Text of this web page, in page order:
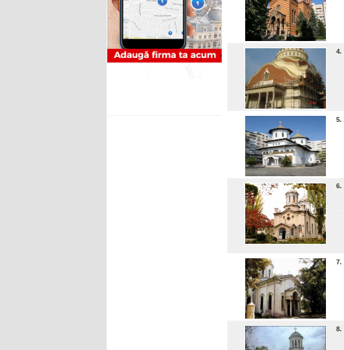
4.
5.
6.
7.
8.